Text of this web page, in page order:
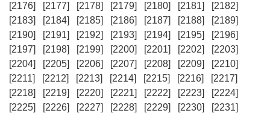
[2176]
[2177] [2178] [2179] [2180] [2181]
[2182]
[2183]
[2184] [2185] [2186] [2187] [2188]
[2189]
[2190]
[2191] [2192] [2193] [2194] [2195]
[2196]
[2197]
[2198] [2199] [2200] [2201] [2202]
[2203]
[2204]
[2205] [2206] [2207] [2208] [2209]
[2210]
[2211]
[2212] [2213] [2214] [2215] [2216]
[2217]
[2218]
[2219] [2220] [2221] [2222] [2223]
[2224]
[2225]
[2226] [2227] [2228] [2229] [2230]
[2231]